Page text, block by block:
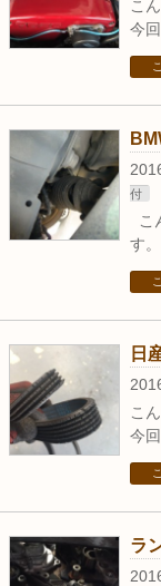
こ
今
付
こ
す
日
こ
今